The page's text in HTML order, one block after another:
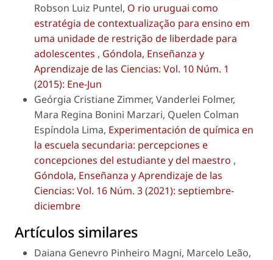
Robson Luiz Puntel, O rio uruguai como
estratégia de contextualização para ensino em
uma unidade de restrição de liberdade para
adolescentes , Góndola, Enseñanza y
Aprendizaje de las Ciencias: Vol. 10 Núm. 1
(2015): Ene-Jun
Geórgia Cristiane Zimmer, Vanderlei Folmer,
Mara Regina Bonini Marzari, Quelen Colman
Espíndola Lima, Experimentación de química en
la escuela secundaria: percepciones e
concepciones del estudiante y del maestro ,
Góndola, Enseñanza y Aprendizaje de las
Ciencias: Vol. 16 Núm. 3 (2021): septiembre-
diciembre
Artículos similares
Daiana Genevro Pinheiro Magni, Marcelo Leão,